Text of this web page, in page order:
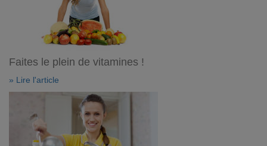
Faites le plein de vitamines !
» Lire l'article